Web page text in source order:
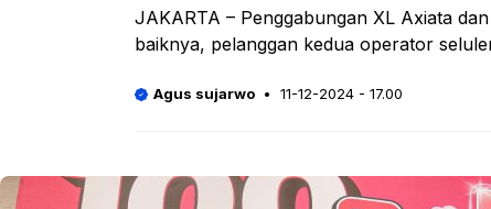
JAKARTA – Penggabungan XL Axiata
baiknya, pelanggan kedua operator
Agus sujarwo 11-12-2024 - 17.00